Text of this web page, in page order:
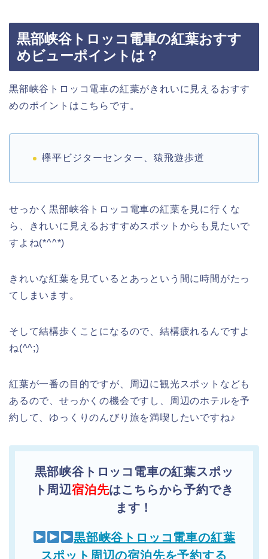
黒部峡谷トロッコ電車の紅葉おすす
めビューポイントは？
黒部峡谷トロッコ電車の紅葉がきれいに見えるおすす
めのポイントはこちらです。
欅平ビジターセンター、猿飛遊歩道
せっかく黒部峡谷トロッコ電車の紅葉を見に行くな
ら、きれいに見えるおすすめスポットからも見たいで
すよね(*^^*)
きれいな紅葉を見ているとあっという間に時間がたっ
てしまいます。
そして結構歩くことになるので、結構疲れるんですよ
ね(^^;)
紅葉が一番の目的ですが、周辺に観光スポットなども
あるので、せっかくの機会ですし、周辺のホテルを予
約して、ゆっくりのんびり旅を満喫したいですね♪
黒部峡谷トロッコ電車の紅葉スポッ
ト周辺宿泊先はこちらから予約でき
ます！
黒部峡谷トロッコ電車の紅葉
スポット周辺の宿泊先を予約する